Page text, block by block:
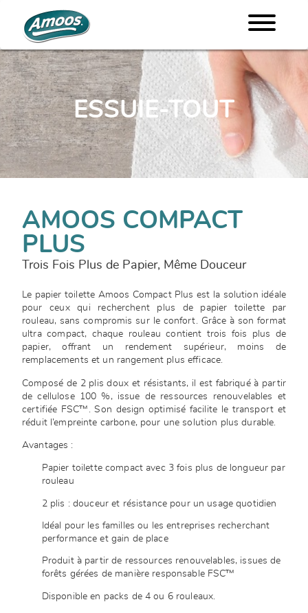
ESSUIE-TOUT
AMOOS COMPACT
PLUS
Trois Fois Plus de Papier, Même Douceur
Le papier toilette Amoos Compact Plus est la solution idéale
pour ceux qui recherchent plus de papier toilette par
rouleau, sans compromis sur le confort. Grâce à son format
ultra compact, chaque rouleau contient trois fois plus de
papier, offrant un rendement supérieur, moins de
remplacements et un rangement plus efficace.
Composé de 2 plis doux et résistants, il est fabriqué à partir
de cellulose 100 %, issue de ressources renouvelables et
certifiée FSC™. Son design optimisé facilite le transport et
réduit l’empreinte carbone, pour une solution plus durable.
Avantages :
Papier toilette compact avec 3 fois plus de longueur par
rouleau
2 plis : douceur et résistance pour un usage quotidien
Idéal pour les familles ou les entreprises recherchant
performance et gain de place
Produit à partir de ressources renouvelables, issues de
forêts gérées de manière responsable FSC™
Disponible en packs de 4 ou 6 rouleaux.